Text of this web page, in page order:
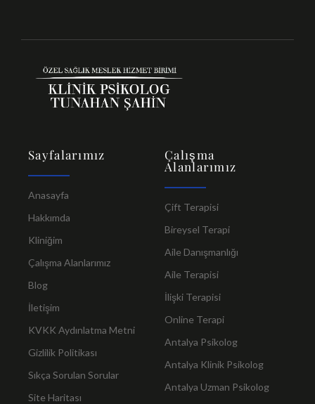
Sayfalarımız
Anasayfa
Hakkımda
Kliniğim
Çalışma Alanlarımız
Blog
İletişim
KVKK Aydınlatma Metni
Gizlilik Politikası
Sıkça Sorulan Sorular
Site Haritası
Çalışma
Alanlarımız
Çift Terapisi
Bireysel Terapi
Aile Danışmanlığı
Aile Terapisi
İlişki Terapisi
Online Terapi
Antalya Psikolog
Antalya Klinik Psikolog
Antalya Uzman Psikolog